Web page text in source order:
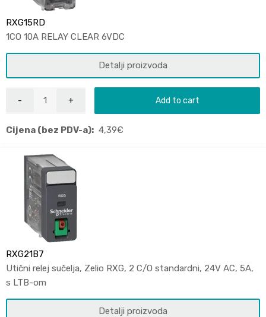
RXG15RD
1CO 10A RELAY CLEAR 6VDC
Detalji proizvoda
Add to cart
Cijena (bez PDV-a): 4,39€
RXG21B7
Utični relej sučelja, Zelio RXG, 2 C/O standardni, 24V AC, 5A,
s LTB-om
Detalji proizvoda